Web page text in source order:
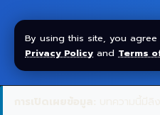
By using this site, you
Privacy Policy and Terms